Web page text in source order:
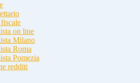
on line
Milano
Roma
Pomezia
redditi